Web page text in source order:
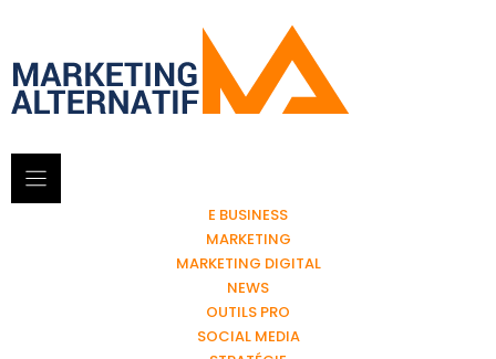
E BUSINESS
MARKETING
MARKETING DIGITAL
NEWS
OUTILS PRO
SOCIAL MEDIA